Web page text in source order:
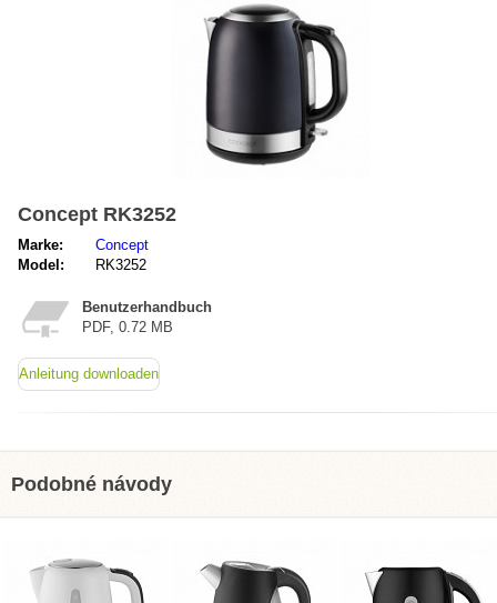
Concept RK3252
Marke:
Concept
Model:
RK3252
Benutzerhandbuch
PDF, 0.72 MB
Anleitung downloaden
Podobné návody